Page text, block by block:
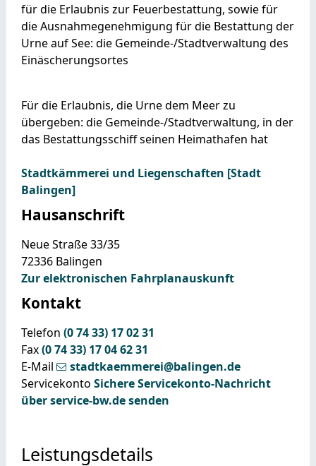
für die Erlaubnis zur Feuerbestattung, sowie für
die Ausnahmegenehmigung für die Bestattung der
Urne auf See: die Gemeinde-/Stadtverwaltung des
Einäscherungsortes
Für die Erlaubnis, die Urne dem Meer zu
übergeben: die Gemeinde-/Stadtverwaltung, in der
das Bestattungsschiff seinen Heimathafen hat
Stadtkämmerei und Liegenschaften [Stadt
Balingen]
Hausanschrift
Neue Straße 33/35
72336 Balingen
Zur elektronischen Fahrplanauskunft
Kontakt
Telefon (07433) 170231
Fax(07433) 17046231
E-Mail
stadtkaemmerei@balingen.de
Servicekonto Sichere Servicekonto-Nachricht
über service-bw.de senden
Leistungsdetails